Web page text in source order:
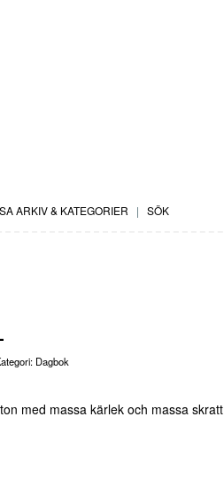
ARKIV & KATEGORIER | SÖK
Dagbok
med massa kärlek och massa skratt